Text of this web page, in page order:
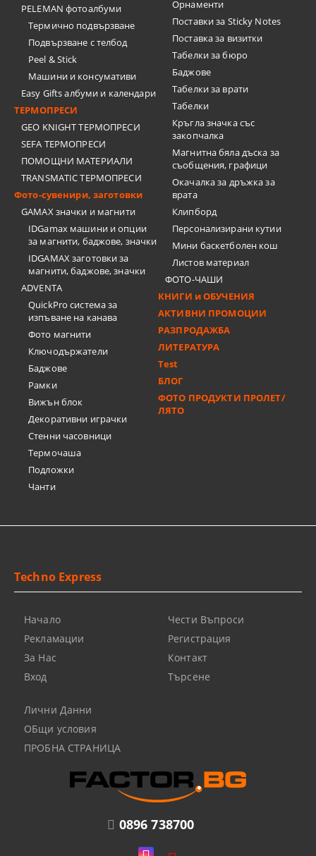
PELEMAN фотоалбуми
Термично подвързване
Подвързване с телбод
Peel & Stick
Машини и консумативи
Easy Gifts албуми и календари
ТЕРМОПРЕСИ
GEO KNIGHT ТЕРМОПРЕСИ
SEFA ТЕРМОПРЕСИ
ПОМОЩНИ МАТЕРИАЛИ
TRANSMATIC ТЕРМОПРЕСИ
Фото-сувенири, заготовки
GAMAX значки и магнити
IDGamax машини и опции
за магнити, баджове, значки
IDGAMAX заготовки за
магнити, баджове, значки
ADVENTA
QuickPro система за
изпъване на канава
Фото магнити
Ключодържатели
Баджове
Рамки
Вижън блок
Декоративни играчки
Стенни часовници
Термочашa
Подложки
Чанти
Орнаменти
Поставки за Sticky Notes
Поставка за визитки
Tабелки за бюро
Баджове
Табелки за врати
Табелки
Кръгла значка със
закопчалка
Магнитна бяла дъска за
съобщения, графици
Окачалка за дръжка за
врата
Клипборд
Персонализирани кутии
Мини баскетболен кош
Листов материал
ФОТО-ЧАШИ
КНИГИ и ОБУЧЕНИЯ
АКТИВНИ ПРОМОЦИИ
РАЗПРОДАЖБА
ЛИТЕРАТУРА
Test
БЛОГ
ФОТО ПРОДУКТИ ПРОЛЕТ/
ЛЯТО
0896 738700
Techno Express
Начало
Рекламации
За Нас
Вход
Чести Въпроси
Регистрация
Контакт
Търсене
Лични Данни
ОБщи условия
ПРОБНА СТРАНИЦА